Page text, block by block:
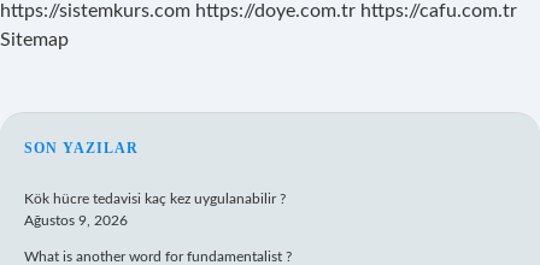
https://sistemkurs.com https://doye.com.tr https://cafu.com.tr
Sitemap
SIDEBAR
SON YAZILAR
Kök hücre tedavisi kaç kez uygulanabilir ?
Ağustos 9, 2026
What is another word for fundamentalist ?